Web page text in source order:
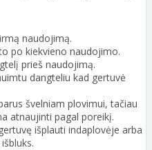
naudojimą.
po kiekvieno naudojimo.
prieš naudojimą.
dangteliu kad gertuvė
švelniam plovimui, tačiau
atnaujinti pagal poreikį.
išplauti indaplovėje arba